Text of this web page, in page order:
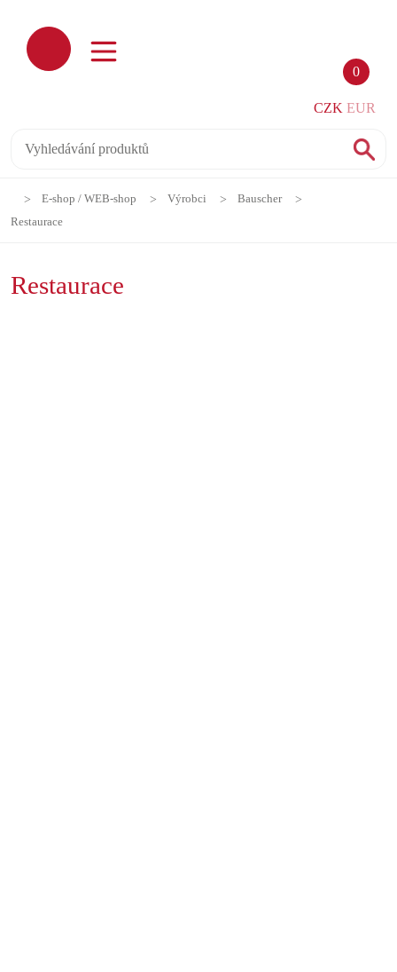
0
CZK EUR
E-shop / WEB-shop Výrobci
Bauscher
Restaurace
Restaurace